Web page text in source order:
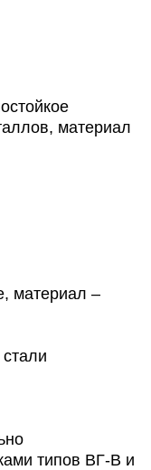
материал
материал –
типов ВГ-В и